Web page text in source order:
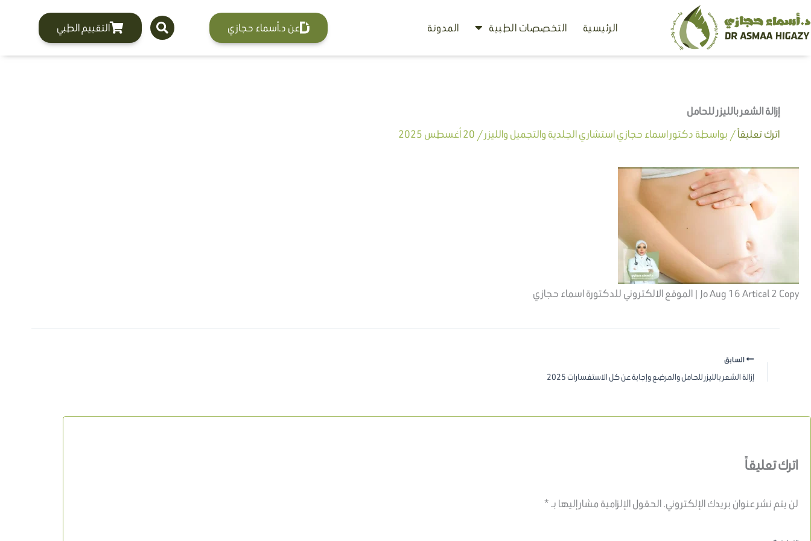
تخطي
إلى
الرئيسية التخصصات الطبية المدونة عن د.أسماء حجازي التقييم الطبي
إزالة الشعر بالليزر للحامل
اترك تعليقاً/ بواسطة دكتور اسماء حجازي استشاري الجلدية والتجميل والليزر/ 20 أغسطس 2025
Jo Aug 16 Artical 2 Copy | الموقع الالكتروني للدكتورة اسماء حجازي
السابق
إزالة الشعر بالليزر للحامل والمرضع وإجابة عن كل الاستفسارات 2025
اترك تعليقاً
لن يتم نشر عنوان بريدك الإلكتروني.الحقول الإلزامية مشار إليها بـ*